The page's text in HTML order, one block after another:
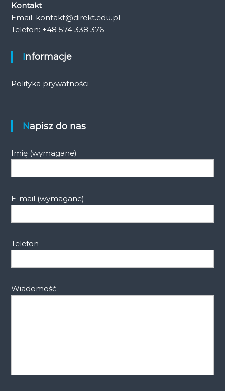
Kontakt
Email: kontakt@direkt.edu.pl
Telefon: +48 574 338 376
Informacje
Polityka prywatności
Napisz do nas
Imię (wymagane)
E-mail (wymagane)
Telefon
Wiadomość